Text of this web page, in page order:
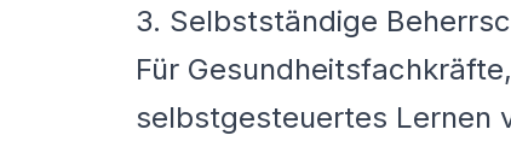
3. Selbstständige
Für
selbstgesteuertes Lernen